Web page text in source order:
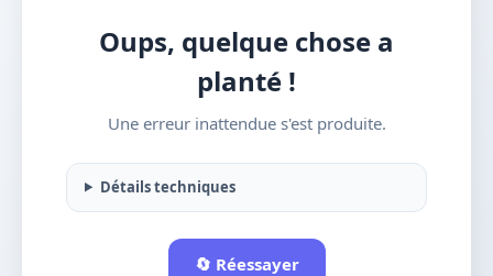
Oups, quelque chose a
planté !
Une erreur inattendue s'est produite.
Détails techniques
🔄 Réessayer